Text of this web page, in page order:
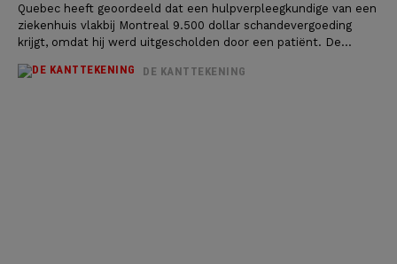
Quebec heeft geoordeeld dat een hulpverpleegkundige van een
ziekenhuis vlakbij Montreal 9.500 dollar schandevergoeding
krijgt, omdat hij werd uitgescholden door een patiënt. De...
DE KANTTEKENING